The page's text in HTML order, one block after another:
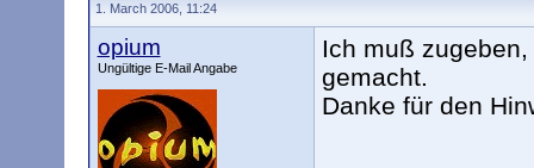
1. March 2006, 11:24
opium
Ungültige E-Mail Angabe
Ich muß
gemacht.
Danke für den